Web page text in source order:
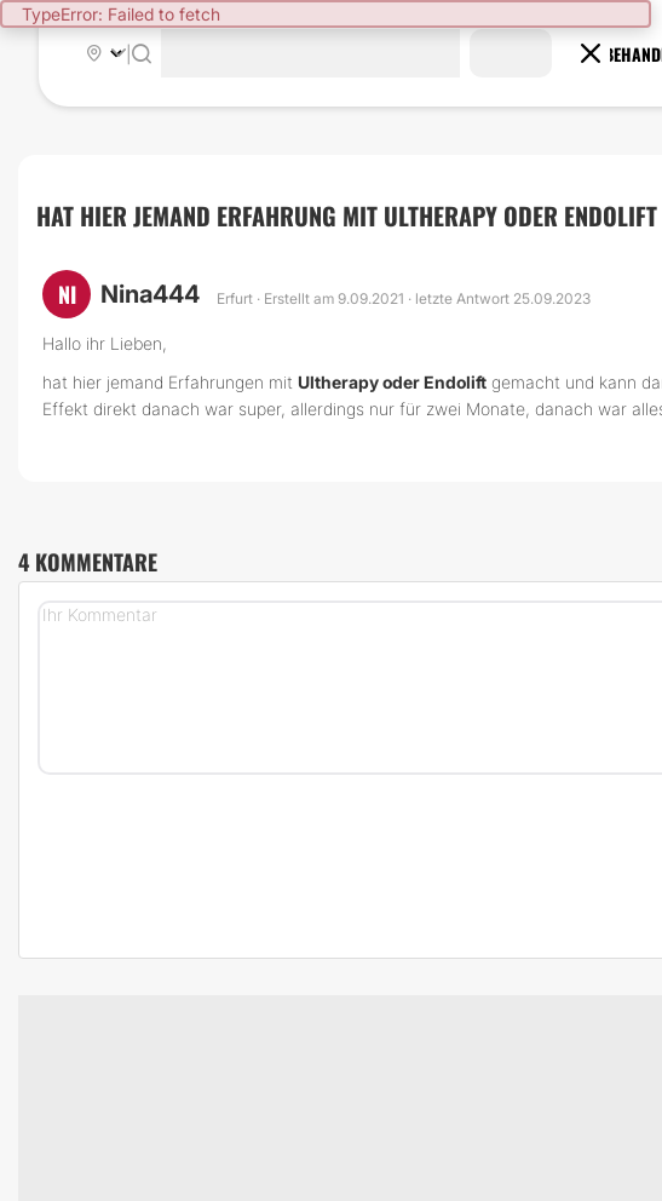
TypeError: Failed to fetch
|
HAT HIER JEMAND ERFAHRUNG MIT ULTHERAPY ODER
NI Nina444 Erfurt · Erstellt am 9.09.2021 · letzte Antwort 25.09.2023
Hallo ihr Lieben,
hat hier jemand Erfahrungen mit Ultherapy oder Endolift gemacht und kann
Effekt direkt danach war super, allerdings nur für zwei Monate, danach war
4 KOMMENTARE